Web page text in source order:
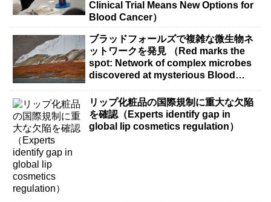
Clinical Trial Means New Options for
Blood Cancer）
ブラッドフォールズで複雑な微生物ネ
ットワークを発見 （Red marks the
spot: Network of complex microbes
discovered at mysterious Blood
リップ化粧品の国際規制に重大な欠陥
を確認（Experts identify gap in
global lip cosmetics regulation）